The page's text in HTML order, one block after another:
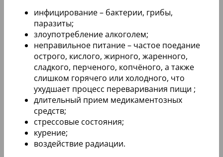
инфицирование – бактерии, грибы,
паразиты;
злоупотребление алкоголем;
неправильное питание – частое поедание
острого, кислого, жирного, жаренного,
сладкого, перченого, копчёного, а также
слишком горячего или холодного, что
ухудшает процесс переваривания пищи ;
длительный прием медикаментозных
средств;
стрессовые состояния;
курение;
воздействие радиации.